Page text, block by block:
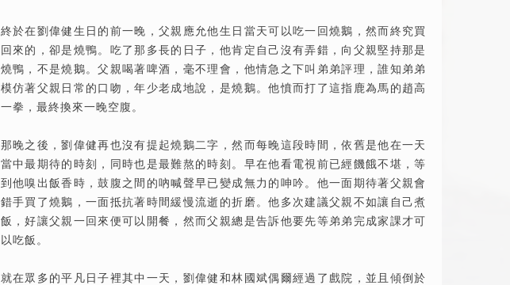
終於在劉偉健生日的前一晚，父親應允他生日當天可以吃一回燒鵝，然而終究買
回來的，卻是燒鴨。吃了那多長的日子，他肯定自己沒有弄錯，向父親堅持那是
燒鴨，不是燒鵝。父親喝著啤酒，毫不理會，他情急之下叫弟弟評理，誰知弟弟
模仿著父親日常的口吻，年少老成地說，是燒鵝。他憤而打了這指鹿為馬的趙高
一拳，最終換來一晚空腹。
那晚之後，劉偉健再也沒有提起燒鵝二字，然而每晚這段時間，依舊是他在一天
當中最期待的時刻，同時也是最難熬的時刻。早在他看電視前已經饑餓不堪，等
到他嗅出飯香時，鼓腹之間的吶喊聲早已變成無力的呻吟。他一面期待著父親會
錯手買了燒鵝，一面抵抗著時間緩慢流逝的折磨。他多次建議父親不如讓自己煮
飯，好讓父親一回來便可以開餐，然而父親總是告訴他要先等弟弟完成家課才可
以吃飯。
就在眾多的平凡日子裡其中一天，劉偉健和林國斌偶爾經過了戲院，並且傾倒於